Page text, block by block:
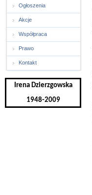
Ogłoszenia
Akcje
Współpraca
Prawo
Kontakt
Irena Dzierzgowska
1948-2009